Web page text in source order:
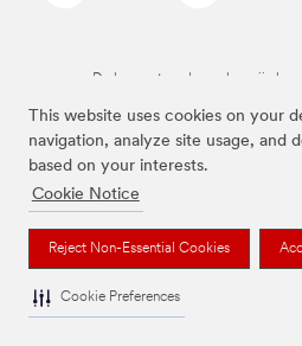
This website uses cookies on your
navigation, analyze site usage, and
based on your interests.
Cookie Notice
Reject Non-Essential Cookies
Cookie Preferences
De bovenstaande merken zijn